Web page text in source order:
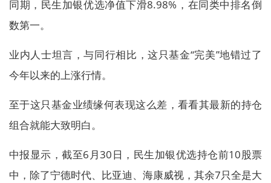
同期，民生加银优选净值下滑8.98%，在同类中排名倒
数第一。
业内人士坦言，与同行相比，这只基金“完美”地错过了
今年以来的上涨行情。
至于这只基金业绩缘何表现这么差，看看其最新的持仓
组合就能大致明白。
中报显示，截至6月30日，民生加银优选持仓前10股票
中，除了宁德时代、比亚迪、海康威视，其余7只全是大